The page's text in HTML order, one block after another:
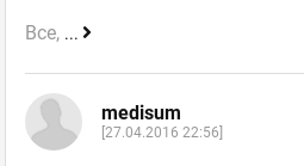
Все, ...
medisum
[27.04.2016 22:56]